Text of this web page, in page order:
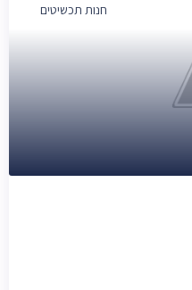
חנות תכשיטים